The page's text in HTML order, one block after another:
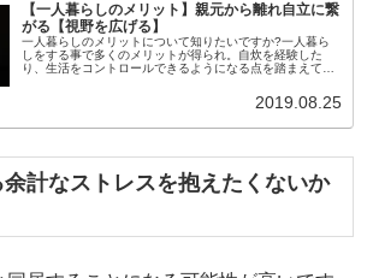
【一人暮らしのメリット】親元から離れ自立に繋
がる【視野を広げる】
一人暮らしのメリットについて知りたいですか?一人暮ら
しをする事で多くのメリットが得られ。自炊を経験した
り、生活をコントロールできるようになる点を踏まえて、
2019.08.25
計なストレスを抱えたくないか